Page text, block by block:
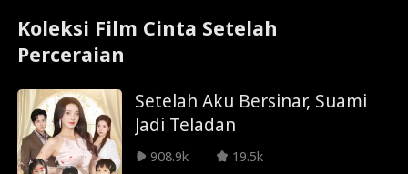
Koleksi Film Cinta Setelah
Perceraian
Setelah Aku Bersinar, Suami
Jadi Teladan
908.9k
19.5k